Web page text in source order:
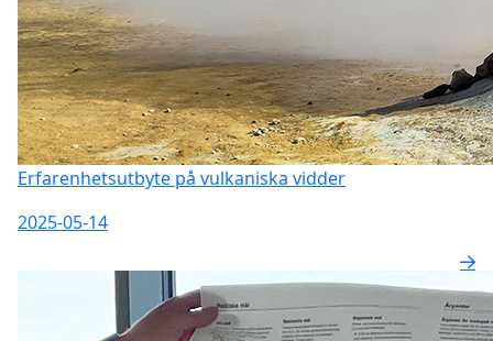
Erfarenhetsutbyte på vulkaniska vidder
2025-05-14